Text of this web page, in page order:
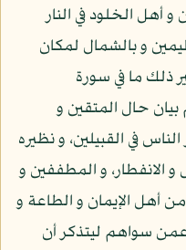
الخلود في النار
و بالشمال لمكان
ذلك ما في سورة
حال المتقين و
في القبيلين، و نظيره
و الانفطار، و المطففين و
أهل الإيمان و الطاعة و
سواهم ليتذكر أن